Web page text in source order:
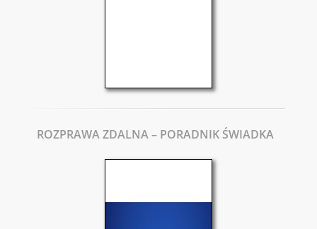
ROZPRAWA ZDALNA – PORADNIK ŚWIADKA